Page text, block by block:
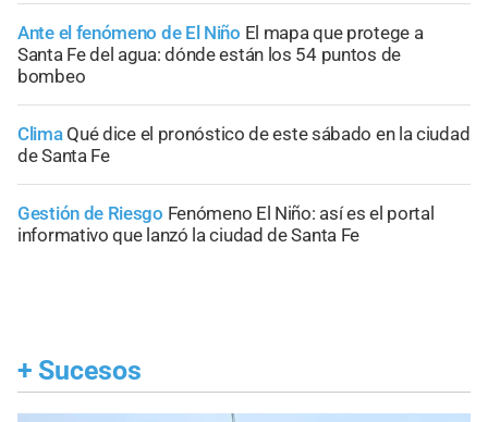
Ante el fenómeno de El Niño El mapa que protege a
Santa Fe del agua: dónde están los 54 puntos de
bombeo
Clima Qué dice el pronóstico de este sábado en la ciudad
de Santa Fe
Gestión de Riesgo Fenómeno El Niño: así es el portal
informativo que lanzó la ciudad de Santa Fe
+ Sucesos